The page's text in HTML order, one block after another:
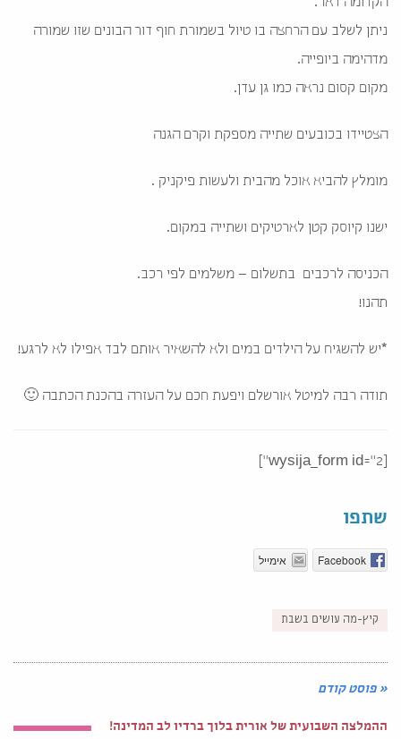
הקדומה דאר.
ניתן לשלב עם הרחצה בו טיול בשמורת חוף דור הבונים שזו שמורה
מדהימה ביופייה.
מקום קסום נראה כמו גן עדן.
הצטיידו בכובעים שתייה מספקת וקרם הגנה
מומלץ להביא אוכל מהבית ולעשות פיקניק .
ישנו קיוסק קטן לארטיקים ושתייה במקום.
הכניסה לרכבים בתשלום – משלמים לפי רכב.
תהנו!
*יש להשגיח על הילדים במים ולא להשאיר אותם לבד אפילו לא לרגע!
תודה רבה למיטל אורשלם ויפעת חכם על העזרה בהכנת הכתבה 🙂
שתפו
Facebook אימייל
קיץ-מה עושים בשבת
« פוסט קודם
ההמלצה השבועית של אורית בלוך ברדיו לב המדינה!